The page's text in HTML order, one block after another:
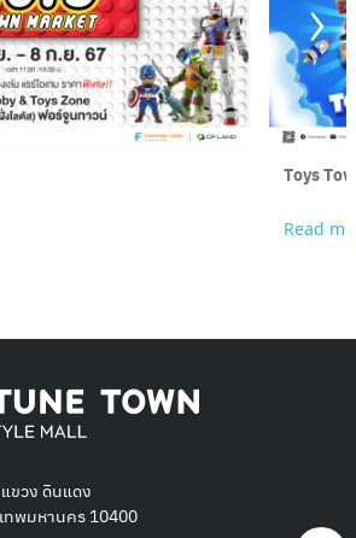
Toys
Read
ขวง ดินแดง
ทพมหานคร 10400